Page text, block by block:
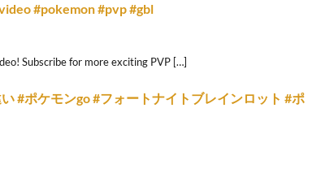
#pokemon #pvp #gbl
Subscribe for more exciting PVP […]
#ポケモンgo #フォートナイトブレインロット #ポ